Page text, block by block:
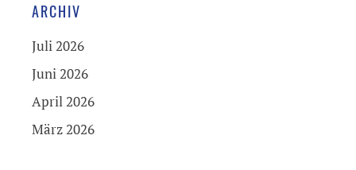
ARCHIV
Juli 2026
Juni 2026
April 2026
März 2026